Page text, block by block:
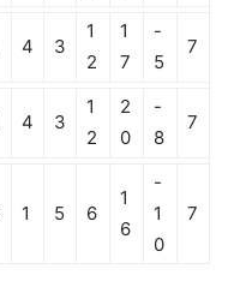
4 3
1
2
1
7
-
5
7
4 3
1
2
2
0
-
8
7
1 5 6
1
6
-
1
0
7